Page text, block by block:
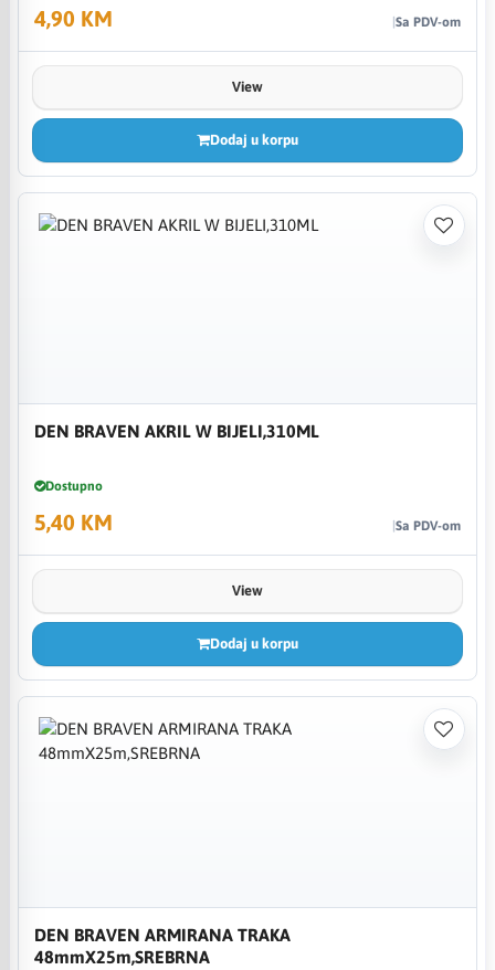
4,90 KM Sa PDV-om
View
Dodaj u korpu
DEN BRAVEN AKRIL W BIJELI,310ML
Dostupno
5,40 KM Sa PDV-om
View
Dodaj u korpu
DEN BRAVEN ARMIRANA TRAKA
48mmX25m,SREBRNA